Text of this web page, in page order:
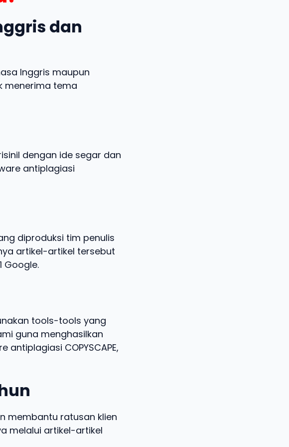
dan
Inggris maupun
menerima tema
dengan ide segar dan
antiplagiasi
diproduksi tim penulis
artikel-artikel tersebut
Google.
tools-tools yang
guna menghasilkan
COPYSCAPE,
membantu ratusan klien
melalui artikel-artikel